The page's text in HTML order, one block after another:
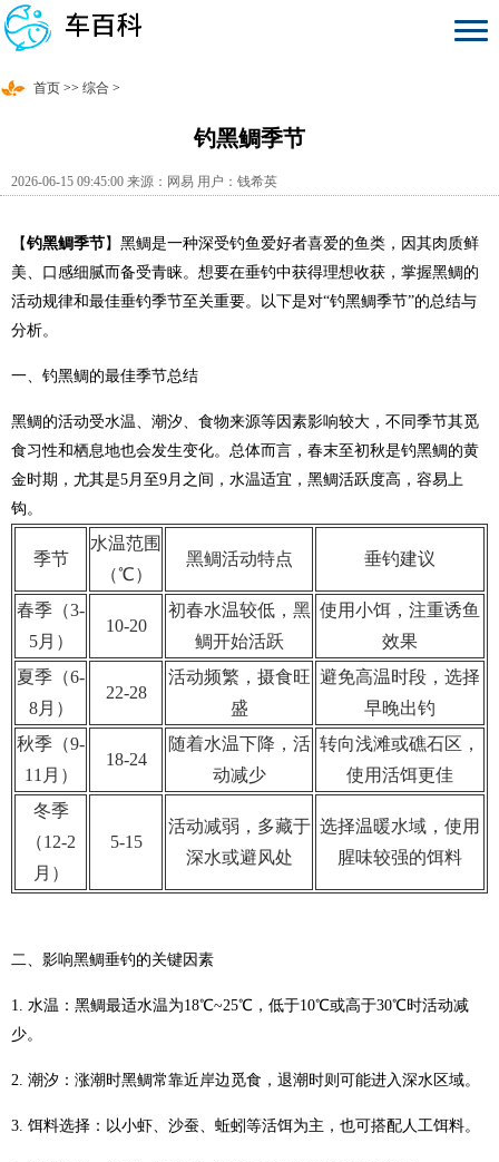
首页 >> 综合 >
钓黑鲷季节
2026-06-15 09:45:00 来源：网易 用户：钱希英
【钓黑鲷季节】黑鲷是一种深受钓鱼爱好者喜爱的鱼类，因其肉质鲜
美、口感细腻而备受青睐。想要在垂钓中获得理想收获，掌握黑鲷的
活动规律和最佳垂钓季节至关重要。以下是对“钓黑鲷季节”的总结与
分析。
一、钓黑鲷的最佳季节总结
黑鲷的活动受水温、潮汐、食物来源等因素影响较大，不同季节其觅
食习性和栖息地也会发生变化。总体而言，春末至初秋是钓黑鲷的黄
金时期，尤其是5月至9月之间，水温适宜，黑鲷活跃度高，容易上
钩。
季节
水温范围
（℃）
黑鲷活动特点 垂钓建议
春季（3-
5月）
10-20
初春水温较低，黑
鲷开始活跃
使用小饵，注重诱鱼
效果
夏季（6-
8月）
22-28
活动频繁，摄食旺
盛
避免高温时段，选择
早晚出钓
秋季（9-
11月）
18-24
随着水温下降，活
动减少
转向浅滩或礁石区，
使用活饵更佳
冬季
（12-2
月）
5-15
活动减弱，多藏于
深水或避风处
选择温暖水域，使用
腥味较强的饵料
二、影响黑鲷垂钓的关键因素
1. 水温：黑鲷最适水温为18℃~25℃，低于10℃或高于30℃时活动减
少。
2. 潮汐：涨潮时黑鲷常靠近岸边觅食，退潮时则可能进入深水区域。
3. 饵料选择：以小虾、沙蚕、蚯蚓等活饵为主，也可搭配人工饵料。